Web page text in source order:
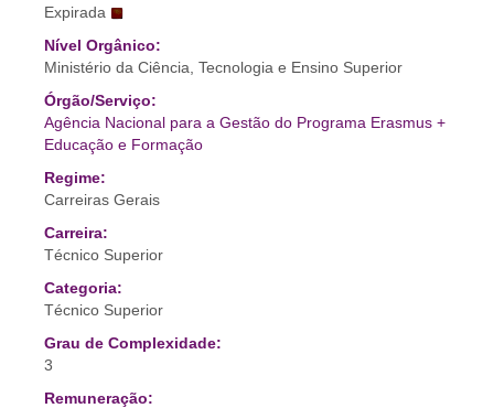
Expirada
Nível Orgânico:
Ministério da Ciência, Tecnologia e Ensino Superior
Órgão/Serviço:
Agência Nacional para a Gestão do Programa Erasmus +
Educação e Formação
Regime:
Carreiras Gerais
Carreira:
Técnico Superior
Categoria:
Técnico Superior
Grau de Complexidade:
3
Remuneração: